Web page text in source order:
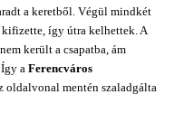
a keretből. Végül mindkét
így útra kelhettek. A
nem került a csapatba, ám
a Ferencváros
oldalvonal mentén szaladgálta